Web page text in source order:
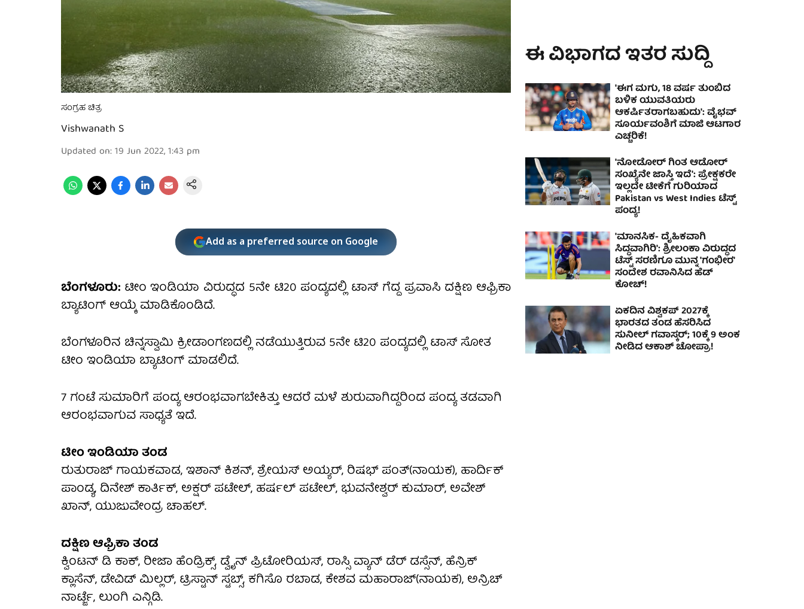
ಸಂಗ್ರಹ ಚಿತ್ರ
Vishwanath S
Updated on:19 Jun 2022, 1:43 pm
Add as a preferred source on Google
ಬೆಂಗಳೂರು: ಟೀಂ ಇಂಡಿಯಾ ವಿರುದ್ಧದ 5ನೇ ಟಿ20 ಪಂದ್ಯದಲ್ಲಿ ಟಾಸ್ ಗೆದ್ದ ಪ್ರವಾಸಿ ದಕ್ಷಿಣ ಆಫ್ರಿಕಾ
ಬ್ಯಾಟಿಂಗ್ ಆಯ್ಕೆ ಮಾಡಿಕೊಂಡಿದೆ.
ಬೆಂಗಳೂರಿನ ಚಿನ್ನಸ್ವಾಮಿ ಕ್ರೀಡಾಂಗಣದಲ್ಲಿ ನಡೆಯುತ್ತಿರುವ 5ನೇ ಟಿ20 ಪಂದ್ಯದಲ್ಲಿ ಟಾಸ್ ಸೋತ
ಟೀಂ ಇಂಡಿಯಾ ಬ್ಯಾಟಿಂಗ್ ಮಾಡಲಿದೆ.
7 ಗಂಟೆ ಸುಮಾರಿಗೆ ಪಂದ್ಯ ಆರಂಭವಾಗಬೇಕಿತ್ತು ಆದರೆ ಮಳೆ ಶುರುವಾಗಿದ್ದರಿಂದ ಪಂದ್ಯ ತಡವಾಗಿ
ಆರಂಭವಾಗುವ ಸಾಧ್ಯತೆ ಇದೆ.
ಟೀಂ ಇಂಡಿಯಾ ತಂಡ
ರುತುರಾಜ್ ಗಾಯಕವಾಡ, ಇಶಾನ್ ಕಿಶನ್, ಶ್ರೇಯಸ್ ಅಯ್ಯರ್, ರಿಷಭ್ ಪಂತ್(ನಾಯಕ), ಹಾರ್ದಿಕ್
ಪಾಂಡ್ಯ, ದಿನೇಶ್ ಕಾರ್ತಿಕ್, ಅಕ್ಷರ್ ಪಟೇಲ್, ಹರ್ಷಲ್ ಪಟೇಲ್, ಭುವನೇಶ್ವರ್ ಕುಮಾರ್, ಅವೇಶ್
ಖಾನ್, ಯುಜುವೇಂದ್ರ ಚಾಹಲ್.
ದಕ್ಷಿಣ ಆಫ್ರಿಕಾ ತಂಡ
ಕ್ವಿಂಟನ್ ಡಿ ಕಾಕ್, ರೀಜಾ ಹೆಂಡ್ರಿಕ್ಸ್, ಡ್ವೈನ್ ಪ್ರಿಟೋರಿಯಸ್, ರಾಸ್ಸಿ ವ್ಯಾನ್ ಡೆರ್ ಡಸ್ಸೆನ್, ಹೆನ್ರಿಕ್
ಕ್ಲಾಸೆನ್, ಡೇವಿಡ್ ಮಿಲ್ಲರ್, ಟ್ರಿಸ್ಟಾನ್ ಸ್ಟಬ್ಸ್, ಕಗಿಸೊ ರಬಾಡ, ಕೇಶವ ಮಹಾರಾಜ್(ನಾಯಕ), ಅನ್ರಿಚ್
ನಾರ್ಟ್ಜೆ, ಲುಂಗಿ ಎನ್ಗಿಡಿ.
ಈ ವಿಭಾಗದ ಇತರ ಸುದ್ದಿ
'ಈಗ ಮಗು, 18 ವರ್ಷ ತುಂಬಿದ
ಬಳಿಕ ಯುವತಿಯರು
ಆಕರ್ಷಿತರಾಗಬಹುದು': ವೈಭವ್
ಸೂರ್ಯವಂಶಿಗೆ ಮಾಜಿ ಆಟಗಾರ
ಎಚ್ಚರಿಕೆ!
'ನೋಡೋರ್ ಗಿಂತ ಆಡೋರ್
ಸಂಖ್ಯೆನೇ ಜಾಸ್ತಿ ಇದೆ': ಪ್ರೇಕ್ಷಕರೇ
ಇಲ್ಲದೇ ಟೀಕೆಗೆ ಗುರಿಯಾದ
Pakistan vs West Indies ಟೆಸ್ಟ್
ಪಂದ್ಯ!
'ಮಾನಸಿಕ- ದೈಹಿಕವಾಗಿ
ಸಿದ್ಧವಾಗಿರಿ': ಶ್ರೀಲಂಕಾ ವಿರುದ್ಧದ
ಟೆಸ್ಟ್ ಸರಣಿಗೂ ಮುನ್ನ 'ಗಂಭೀರ'
ಸಂದೇಶ ರವಾನಿಸಿದ ಹೆಡ್
ಕೋಚ್!
ಏಕದಿನ ವಿಶ್ವಕಪ್‌ 2027ಕ್ಕೆ
ಭಾರತದ ತಂಡ ಹೆಸರಿಸಿದ
ಸುನೀಲ್ ಗವಾಸ್ಕರ್; 10ಕ್ಕೆ 9 ಅಂಕ
ನೀಡಿದ ಆಕಾಶ್ ಚೋಪ್ರಾ!